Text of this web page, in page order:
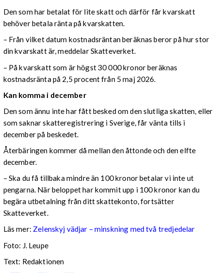
Den som har betalat för lite skatt och därför får kvarskatt
behöver betala ränta på kvarskatten.
– Från vilket datum kostnadsräntan beräknas beror på hur stor
din kvarskatt är, meddelar Skatteverket.
– På kvarskatt som är högst 30 000 kronor beräknas
kostnadsränta på 2,5 procent från 5 maj 2026.
Kan komma i december
Den som ännu inte har fått besked om den slutliga skatten, eller
som saknar skatteregistrering i Sverige, får vänta tills i
december på beskedet.
Återbäringen kommer då mellan den åttonde och den elfte
december.
– Ska du få tillbaka mindre än 100 kronor betalar vi inte ut
pengarna. När beloppet har kommit upp i 100 kronor kan du
begära utbetalning från ditt skattekonto, fortsätter
Skatteverket.
Läs mer: Zelenskyj vädjar – minskning med två tredjedelar
Foto: J. Leupe
Text: Redaktionen